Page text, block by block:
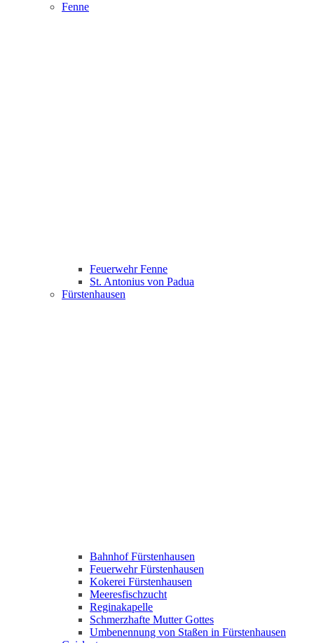
Fenne
Feuerwehr Fenne
St. Antonius von Padua
Fürstenhausen
Bahnhof Fürstenhausen
Feuerwehr Fürstenhausen
Kokerei Fürstenhausen
Meeresfischzucht
Reginakapelle
Schmerzhafte Mutter Gottes
Umbenennung von Staßen in Fürstenhausen